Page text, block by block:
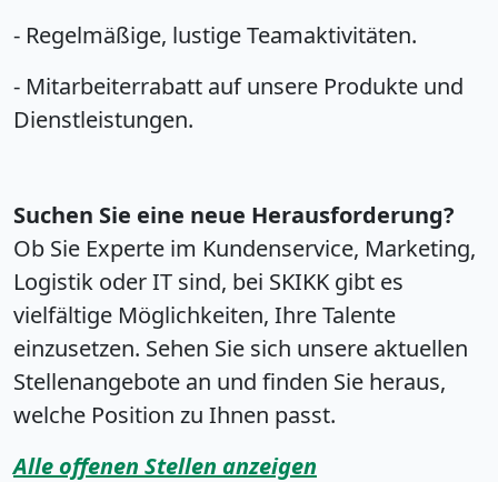
- Regelmäßige, lustige Teamaktivitäten.
- Mitarbeiterrabatt auf unsere Produkte und
Dienstleistungen.
Suchen Sie eine neue Herausforderung?
Ob Sie Experte im Kundenservice, Marketing,
Logistik oder IT sind, bei SKIKK gibt es
vielfältige Möglichkeiten, Ihre Talente
einzusetzen. Sehen Sie sich unsere aktuellen
Stellenangebote an und finden Sie heraus,
welche Position zu Ihnen passt.
Alle offenen Stellen anzeigen